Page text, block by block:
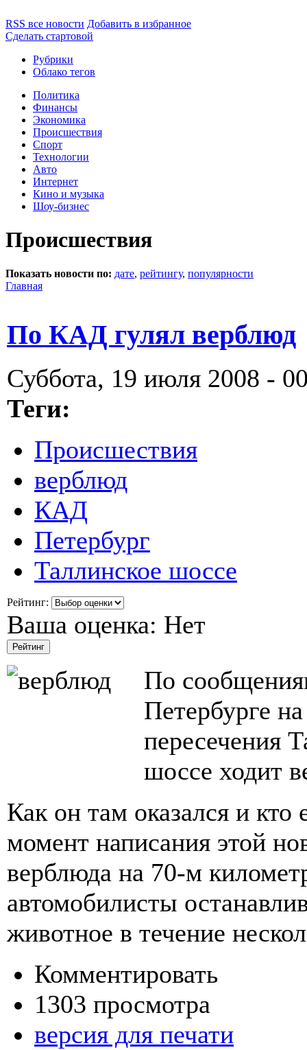
RSS все новости Добавить в избранное
Сделать стартовой
Рубрики
Облако тегов
Политика
Финансы
Экономика
Происшествия
Спорт
Технологии
Авто
Интернет
Кино и музыка
Шоу-бизнес
Происшествия
Показать новости по: дате, рейтингу, популярности
Главная
По КАД гулял верблюд
Суббота, 19 июля 2008 -
Теги:
Происшествия
верблюд
КАД
Петербург
Таллинское шоссе
Рейтинг:
Ваша оценка: Нет
По
Петербурге
пересечения
шоссе ходит
Как он там оказался и кто
момент написания этой
верблюда на 70-м
автомобилисты
животное в течение
Комментировать
1303 просмотра
версия для печати